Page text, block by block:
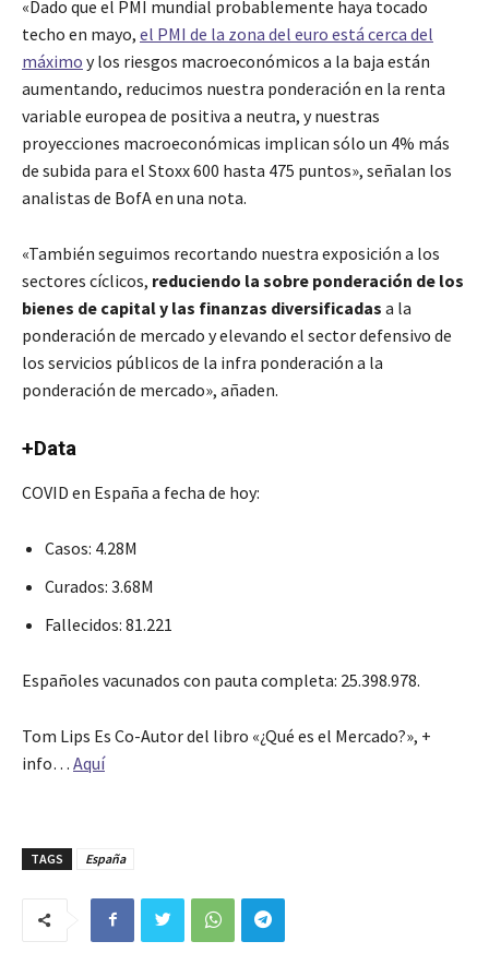
«Dado que el PMI mundial probablemente haya tocado
techo en mayo, el PMI de la zona del euro está cerca del
máximo y los riesgos macroeconómicos a la baja están
aumentando, reducimos nuestra ponderación en la renta
variable europea de positiva a neutra, y nuestras
proyecciones macroeconómicas implican sólo un 4% más
de subida para el Stoxx 600 hasta 475 puntos», señalan los
analistas de BofA en una nota.
«También seguimos recortando nuestra exposición a los
sectores cíclicos, reduciendo la sobre ponderación de los
bienes de capital y las finanzas diversificadas a la
ponderación de mercado y elevando el sector defensivo de
los servicios públicos de la infra ponderación a la
ponderación de mercado», añaden.
+Data
COVID en España a fecha de hoy:
Casos: 4.28M
Curados: 3.68M
Fallecidos: 81.221
Españoles vacunados con pauta completa: 25.398.978.
Tom Lips Es Co-Autor del libro «¿Qué es el Mercado?», +
info… Aquí
TAGS España